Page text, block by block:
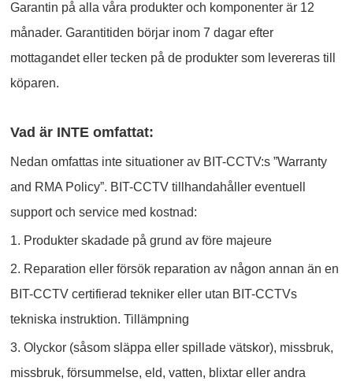
Garantin på alla våra produkter och komponenter är 12
månader. Garantitiden börjar inom 7 dagar efter
mottagandet eller tecken på de produkter som levereras till
köparen.
Vad är INTE omfattat:
Nedan omfattas inte situationer av BIT-CCTV:s ”Warranty
and RMA Policy”. BIT-CCTV tillhandahåller eventuell
support och service med kostnad:
1. Produkter skadade på grund av före majeure
2. Reparation eller försök reparation av någon annan än en
BIT-CCTV certifierad tekniker eller utan BIT-CCTVs
tekniska instruktion. Tillämpning
3. Olyckor (såsom släppa eller spillade vätskor), missbruk,
missbruk, försummelse, eld, vatten, blixtar eller andra